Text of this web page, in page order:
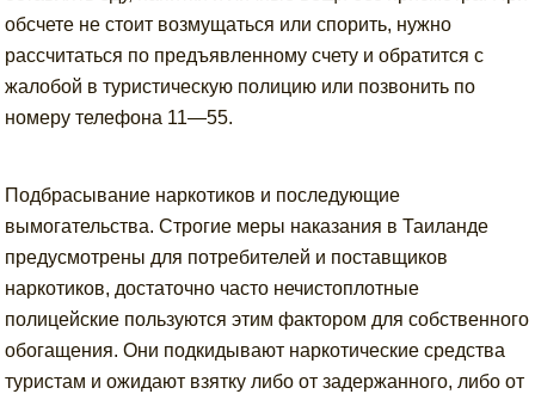
обсчете не стоит возмущаться или спорить, нужно
рассчитаться по предъявленному счету и обратится с
жалобой в туристическую полицию или позвонить по
номеру телефона 11—55.
Подбрасывание наркотиков и последующие
вымогательства. Строгие меры наказания в Таиланде
предусмотрены для потребителей и поставщиков
наркотиков, достаточно часто нечистоплотные
полицейские пользуются этим фактором для собственного
обогащения. Они подкидывают наркотические средства
туристам и ожидают взятку либо от задержанного, либо от